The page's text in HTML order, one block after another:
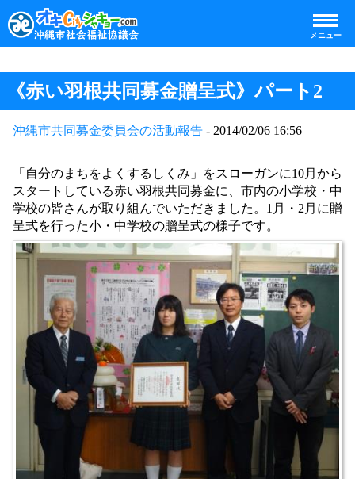
メニュー
《赤い羽根共同募金贈呈式》パート2
沖縄市共同募金委員会の活動報告 - 2014/02/06 16:56
「自分のまちをよくするしくみ」をスローガンに10月から
スタートしている赤い羽根共同募金に、市内の小学校・中
学校の皆さんが取り組んでいただきました。1月・2月に贈
呈式を行った小・中学校の贈呈式の様子です。